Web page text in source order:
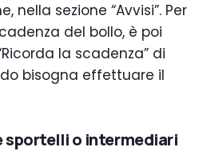
nella sezione “Avvisi”. Per
del bollo, è poi
la scadenza” di
bisogna effettuare il
o intermediari